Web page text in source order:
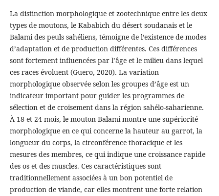
La distinction morphologique et zootechnique entre les deux
types de moutons, le Kababich du désert soudanais et le
Balami des peuls sahéliens, témoigne de l’existence de modes
d’adaptation et de production différentes. Ces différences
sont fortement influencées par l’âge et le milieu dans lequel
ces races évoluent (Guero, 2020). La variation
morphologique observée selon les groupes d’âge est un
indicateur important pour guider les programmes de
sélection et de croisement dans la région sahélo-saharienne.
À 18 et 24 mois, le mouton Balami montre une supériorité
morphologique en ce qui concerne la hauteur au garrot, la
longueur du corps, la circonférence thoracique et les
mesures des membres, ce qui indique une croissance rapide
des os et des muscles. Ces caractéristiques sont
traditionnellement associées à un bon potentiel de
production de viande, car elles montrent une forte relation